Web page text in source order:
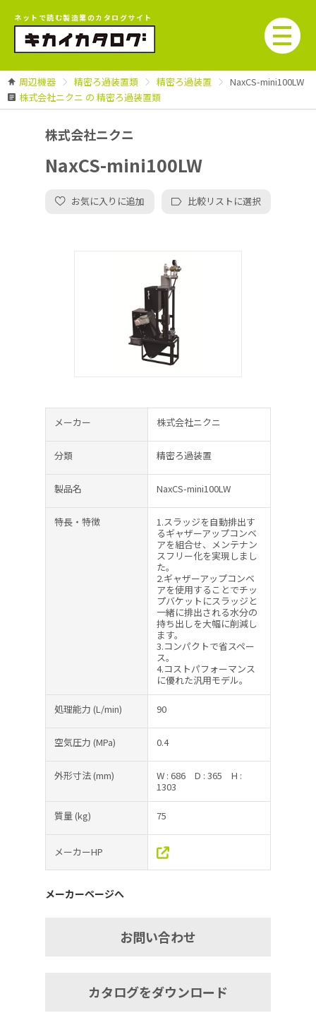
ネットで読む製造業のカタログサイト
周辺機器 精密ろ過装置類 精密ろ過装置
NaxCS-mini100LW
株式会社ニクニ の 精密ろ過装置類
株式会社ニクニ
NaxCS-mini100LW
お気に入りに追加 比較リストに選択
メーカー 株式会社ニクニ
分類 精密ろ過装置
製品名 NaxCS-mini100LW
特長・特徴
1.スラッジを自動排出す
るギャザーアップコンベ
アを組合せ、メンテナン
スフリー化を実現しまし
た。
2.ギャザーアップコンベ
アを使用することでチッ
プバケットにスラッジと
一緒に排出される水分の
持ち出しを大幅に削減し
ます。
3.コンパクトで省スペー
ス。
4.コストパフォーマンス
に優れた汎用モデル。
処理能力 (L/min) 90
空気圧力 (MPa) 0.4
外形寸法(mm) W : 686 D : 365
H :
1303
質量(kg) 75
メーカーHP
メーカーページへ
お問い合わせ
カタログをダウンロード